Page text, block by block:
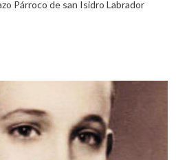
Párroco de san Isidro Labrador